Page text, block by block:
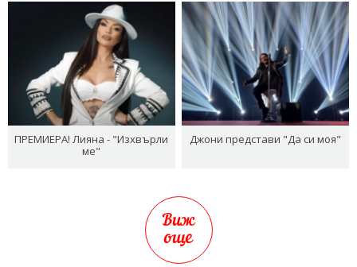
ПРЕМИЕРА! Лияна - "Изхвърли
ме"
Джони представи "Да си моя"
Виж
още